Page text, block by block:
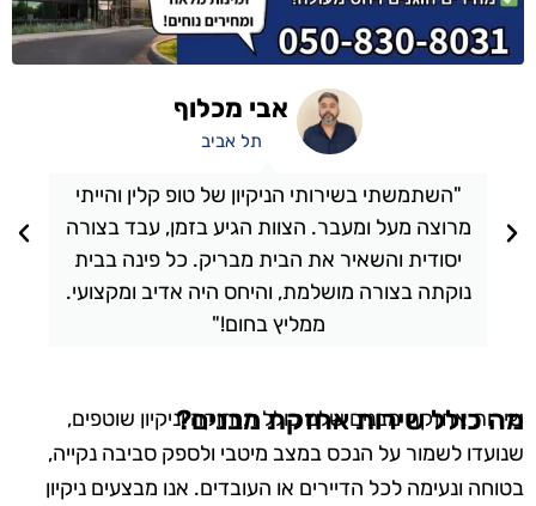
"השתמשתי בשירותי הניקיון של טופ קלין והייתי
מרוצה מעל ומעבר. הצוות הגיע בזמן, עבד בצורה
יסודית והשאיר את הבית מבריק. כל פינה בבית
נוקתה בצורה מושלמת, והיחס היה אדיב ומקצועי.
ממליץ בחום!"
אבי מכלוף
תל אביב
מה כולל שירות אחזקת מבנים?
שירות אחזקת מבנים שלנו כולל תחזוקה וניקיון שוטפים,
שנועדו לשמור על הנכס במצב מיטבי ולספק סביבה נקייה,
בטוחה ונעימה לכל הדיירים או העובדים. אנו מבצעים ניקיון